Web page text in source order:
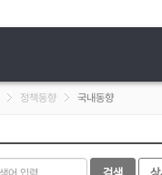
정책동향 국내동향